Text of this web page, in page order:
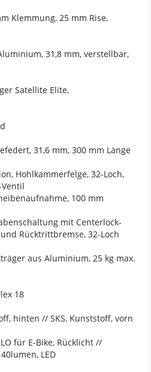
Klemmung, 25 mm Rise,
31,8 mm, verstellbar,
Satellite Elite,
31,6 mm, 300 mm Länge
Hohlkammerfelge, 32-Loch,
100 mm
mit Centerlock-
Rücktrittbremse, 32-Loch
aus Aluminium, 25 kg max.
18
hinten // SKS, Kunststoff, vorn
für E-Bike, Rücklicht //
LED